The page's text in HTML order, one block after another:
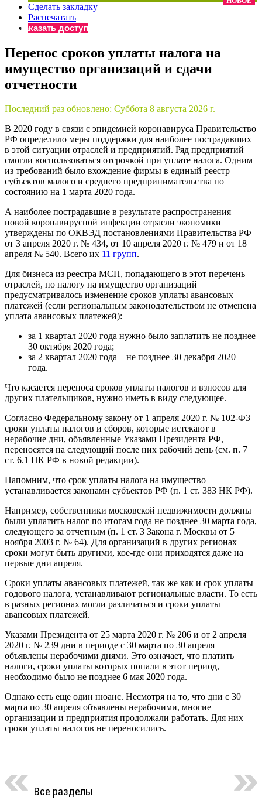
Бератор
«Практическая энциклопедия бухгалтера»
«Нормативные акты для бухгалтера»
Материалы электронного журнала
«Практическая бухгалтерия»
Онлайн-сервисы «Учетная политика» и «Алгоритмы для
Просто заполните форму, и мы вышлем вам на почту
Сделать закладку
Распечатать
Заказать доступ
Перенос сроков уплаты налога на
имущество организаций и сдачи
отчетности
Последний раз обновлено: Суббота 8 августа 2026 г.
В 2020 году в связи с эпидемией коронавируса Правительство
РФ определило меры поддержки для наиболее пострадавших
в этой ситуации отраслей и предприятий. Ряд предприятий
смогли воспользоваться отсрочкой при уплате налога. Одним
из требований было вхождение фирмы в единый реестр
субъектов малого и среднего предпринимательства по
состоянию на 1 марта 2020 года.
А наиболее пострадавшие в результате распространения
новой коронавирусной инфекции отрасли экономики
утверждены по ОКВЭД постановлениями Правительства РФ
от 3 апреля 2020 г. № 434, от 10 апреля 2020 г. № 479 и от 18
апреля № 540. Всего их 11 групп.
Для бизнеса из реестра МСП, попадающего в этот перечень
отраслей, по налогу на имущество организаций
предусматривалось изменение сроков уплаты авансовых
платежей (если региональным законодательством не отменена
уплата авансовых платежей):
за 1 квартал 2020 года нужно было заплатить не позднее
30 октября 2020 года;
за 2 квартал 2020 года – не позднее 30 декабря 2020
года.
Что касается переноса сроков уплаты налогов и взносов для
других плательщиков, нужно иметь в виду следующее.
Согласно Федеральному закону от 1 апреля 2020 г. № 102-ФЗ
сроки уплаты налогов и сборов, которые истекают в
нерабочие дни, объявленные Указами Президента РФ,
переносятся на следующий после них рабочий день (см. п. 7
ст. 6.1 НК РФ в новой редакции).
Напомним, что срок уплаты налога на имущество
устанавливается законами субъектов РФ (п. 1 ст. 383 НК РФ).
Например, собственники московской недвижимости должны
были уплатить налог по итогам года не позднее 30 марта года,
следующего за отчетным (п. 1 ст. 3 Закона г. Москвы от 5
ноября 2003 г. № 64). Для организаций в других регионах
сроки могут быть другими, кое-где они приходятся даже на
первые дни апреля.
Сроки уплаты авансовых платежей, так же как и срок уплаты
годового налога, устанавливают региональные власти. То есть
в разных регионах могли различаться и сроки уплаты
авансовых платежей.
Указами Президента от 25 марта 2020 г. № 206 и от 2 апреля
2020 г. № 239 дни в периоде с 30 марта по 30 апреля
объявлены нерабочими днями. Это означает, что платить
налоги, сроки уплаты которых попали в этот период,
необходимо было не позднее 6 мая 2020 года.
Однако есть еще один нюанс. Несмотря на то, что дни с 30
марта по 30 апреля объявлены нерабочими, многие
организации и предприятия продолжали работать. Для них
сроки уплаты налогов не переносились.
Все разделы